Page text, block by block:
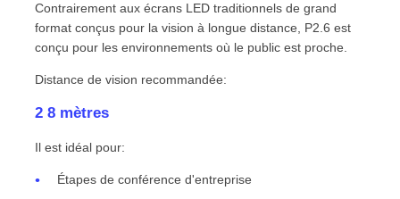
Contrairement aux écrans LED traditionnels de grand
format conçus pour la vision à longue distance, P2.6 est
conçu pour les environnements où le public est proche.
Distance de vision recommandée:
2 8 mètres
Il est idéal pour:
Étapes de conférence d'entreprise